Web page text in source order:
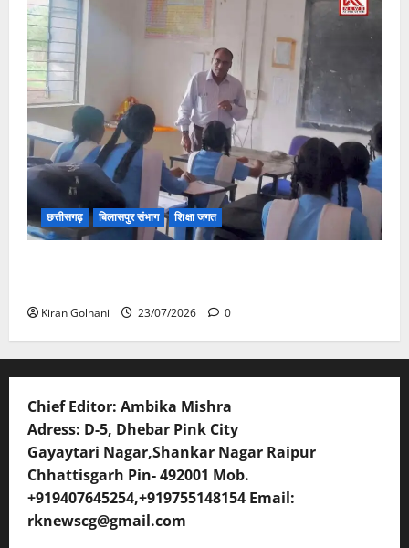
छत्तीसगढ़ बिलासपुर संभाग शिक्षा जगत
Kiran Golhani 23/07/2026 0
Chief Editor: Ambika Mishra
Adress: D-5, Dhebar Pink City
Gayaytari Nagar,Shankar Nagar Raipur
Chhattisgarh Pin- 492001 Mob.
+919407645254,+919755148154 Email:
rknewscg@gmail.com